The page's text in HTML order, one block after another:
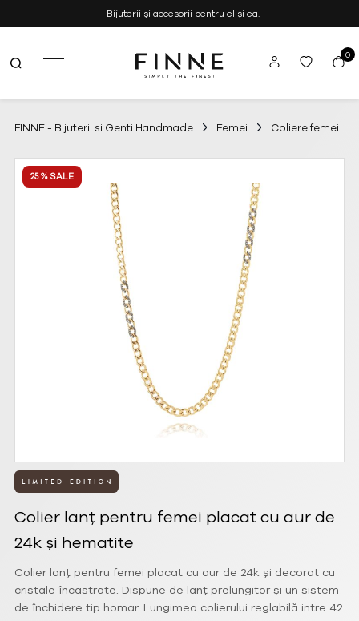
Bijuterii și accesorii pentru el și ea.
FINNE
si
Handmade
0
FINNE - Bijuterii si Genti Handmade Femei Coliere femei
25 % SALE
Colier lanț pentru femei placat cu aur de
24k și hematite
Colier lanț pentru femei placat cu aur de 24k și decorat cu
cristale încastrate. Dispune de lanț prelungitor și un sistem
de închidere tip homar. Lungimea colierului reglabilă intre 42